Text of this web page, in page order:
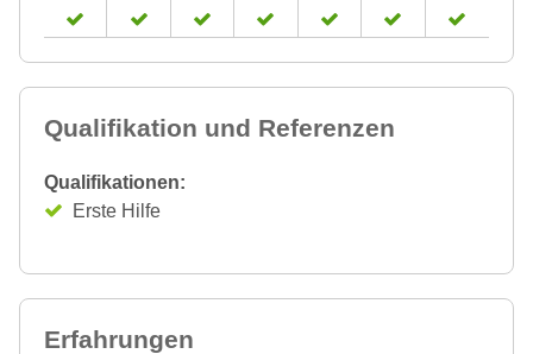
Qualifikation und Referenzen
Qualifikationen:
Erste Hilfe
Erfahrungen